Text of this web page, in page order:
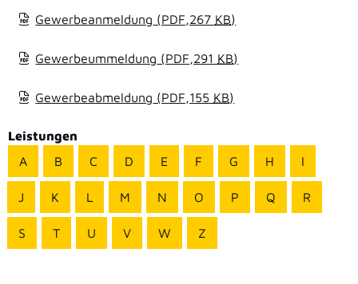
Gewerbeanmeldung (PDF,267 KB)
Gewerbeummeldung (PDF,291 KB)
Gewerbeabmeldung (PDF,155 KB)
Leistungen
A
B C D E F G H I
J K L M N O P Q R
S T U V W Z